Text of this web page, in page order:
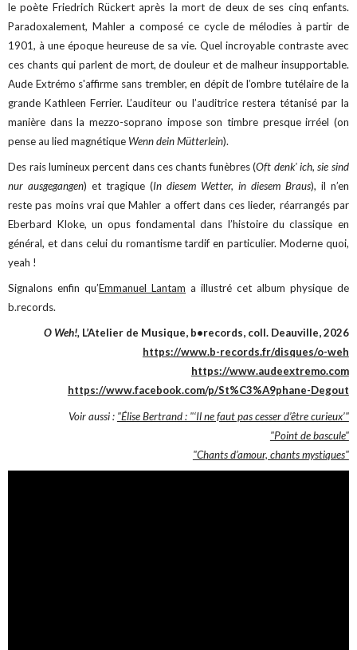
le poète Friedrich Rückert après la mort de deux de ses cinq enfants.
Paradoxalement, Mahler a composé ce cycle de mélodies à partir de
1901, à une époque heureuse de sa vie. Quel incroyable contraste avec
ces chants qui parlent de mort, de douleur et de malheur insupportable.
Aude Extrémo s'affirme sans trembler, en dépit de l’ombre tutélaire de la
grande Kathleen Ferrier. L’auditeur ou l’auditrice restera tétanisé par la
manière dans la mezzo-soprano impose son timbre presque irréel (on
pense au lied magnétique Wenn dein Mütterlein).
Des rais lumineux percent dans ces chants funèbres (Oft denk' ich, sie sind
nur ausgegangen) et tragique (In diesem Wetter, in diesem Braus), il n’en
reste pas moins vrai que Mahler a offert dans ces lieder, réarrangés par
Eberbard Kloke, un opus fondamental dans l’histoire du classique en
général, et dans celui du romantisme tardif en particulier. Moderne quoi,
yeah !
Signalons enfin qu’Emmanuel Lantam a illustré cet album physique de
b.records.
O Weh!,L’Atelier de Musique, b•records, coll. Deauville, 2026
https://www.b-records.fr/disques/o-weh
https://www.audeextremo.com
https://www.facebook.com/p/St%C3%A9phane-Degout
Voir aussi : "Élise Bertrand : "‘Il ne faut pas cesser d’être curieux’"
"Point de bascule"
"Chants d’amour, chants mystiques"